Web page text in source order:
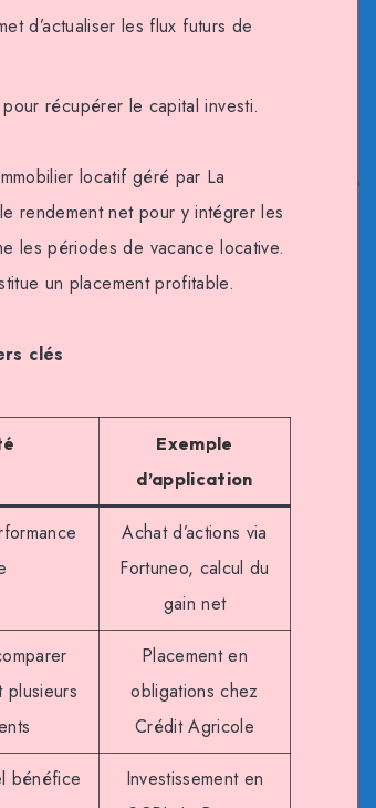
d’actualiser les flux futurs de
récupérer le capital investi.
locatif géré par La
rendement net pour y intégrer les
les périodes de vacance locative.
un placement profitable.
clés
Exemple
d’application
Achat d’actions via
Fortuneo, calcul du
gain net
plusieurs
Placement en
obligations chez
Crédit Agricole
bénéfice
Investissement en